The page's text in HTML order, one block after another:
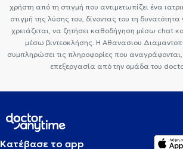
χρήστη από τη στιγμή που αντιμετωπίζει ένα
στιγμή της λύσης του, δίνοντας του τη δυνατότητα
χρειάζεται, να ζητήσει καθοδήγηση μέσω chat
μέσω βιντεοκλήσης. Η Αθανασιου
συμπληρώσει τις πληροφορίες που αναγράφονται,
επεξεργασία από την ομάδα του
Κατέβασε το app